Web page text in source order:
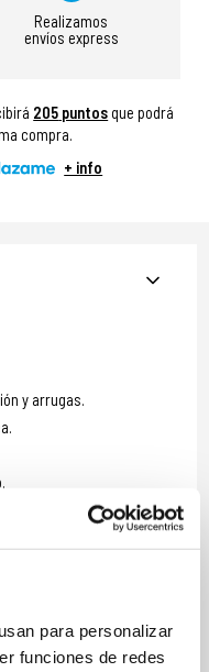
para personalizar
funciones de redes
Realizamos
envíos express
205 puntos que podrá
compra.
+ info
y arrugas.